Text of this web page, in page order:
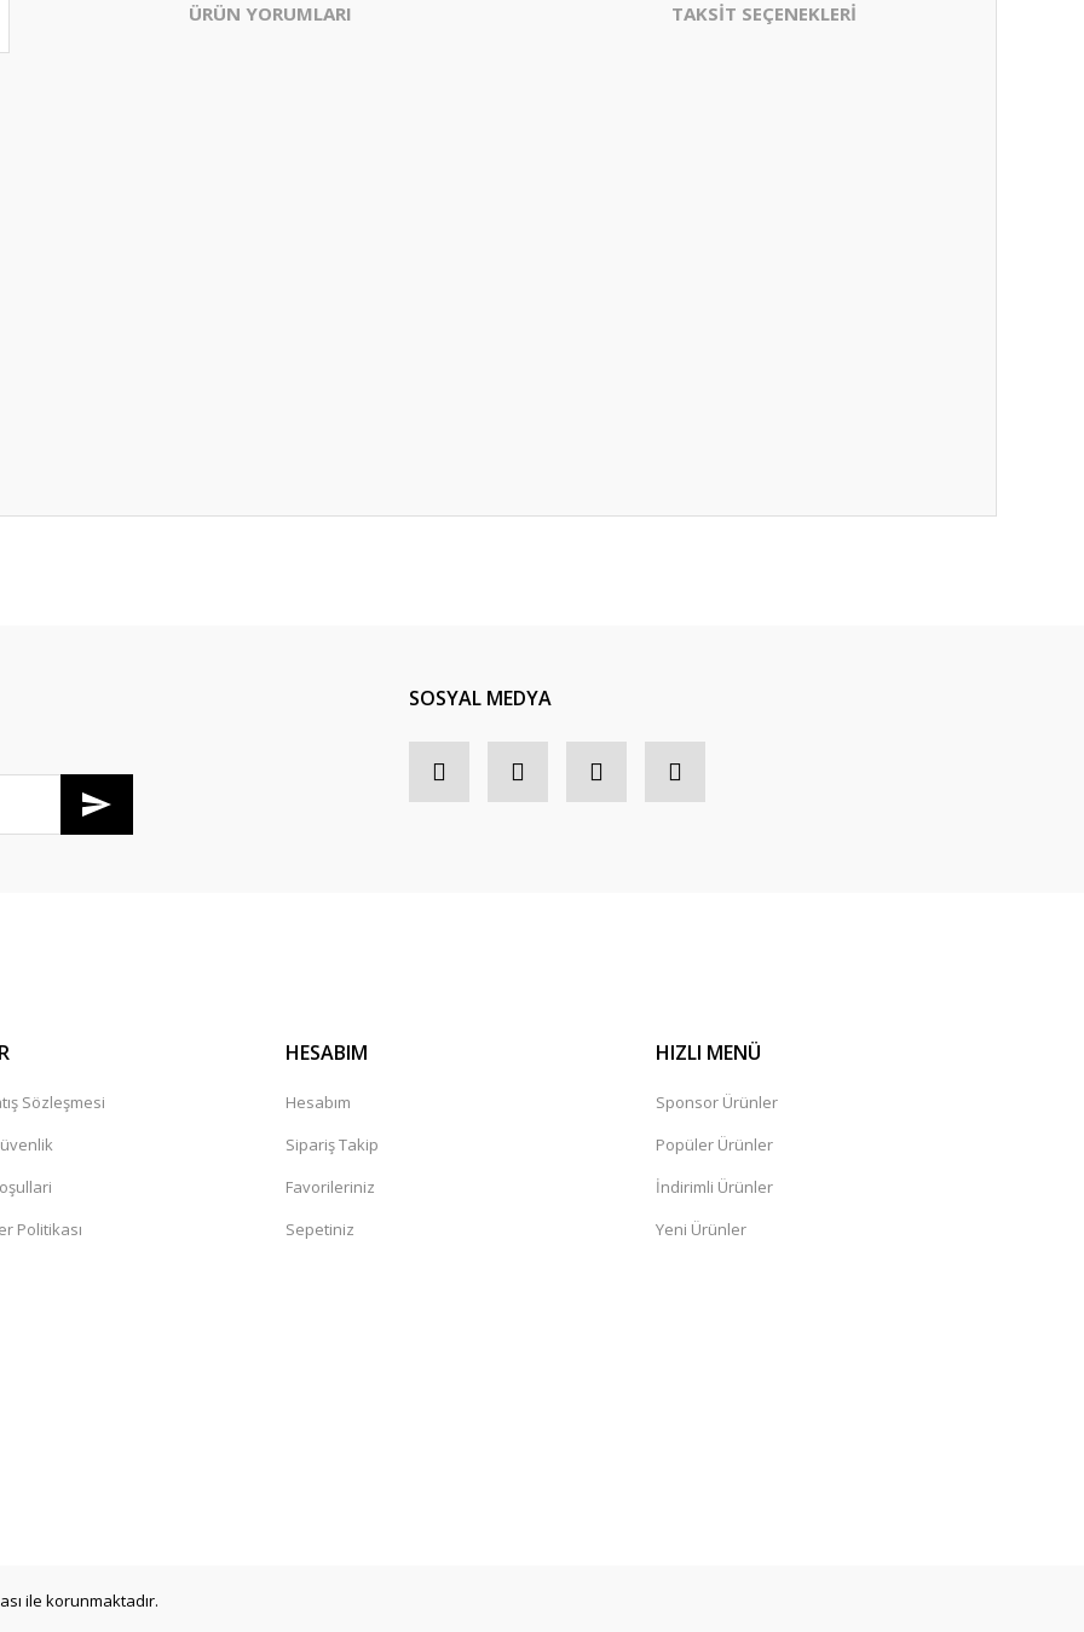
ÜRÜN YORUMLARI TAKSİT SEÇENEKLERİ
SOSYAL MEDYA
Sözleşmesi
Politikası
HESABIM
Hesabım
Sipariş Takip
Favorileriniz
Sepetiniz
HIZLI MENÜ
Sponsor Ürünler
Popüler Ürünler
İndirimli Ürünler
Yeni Ürünler
ile korunmaktadır.